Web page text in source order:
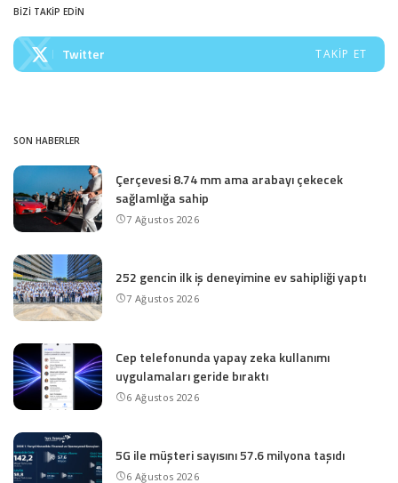
BİZİ TAKİP EDİN
Twitter TAKIP ET
SON HABERLER
Çerçevesi 8.74 mm ama arabayı çekecek
sağlamlığa sahip
7 Ağustos 2026
252 gencin ilk iş deneyimine ev sahipliği yaptı
7 Ağustos 2026
Cep telefonunda yapay zeka kullanımı
uygulamaları geride bıraktı
6 Ağustos 2026
5G ile müşteri sayısını 57.6 milyona taşıdı
6 Ağustos 2026